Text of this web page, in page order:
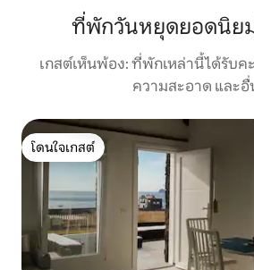
ที่พักวันหยุดยอดนิย
เกสต์เห็นพ้อง: ที่พักเหล่านี้ได้รับค
ความสะอาด และอื่
โดนใจเกสต์
โดนใจเกสต์